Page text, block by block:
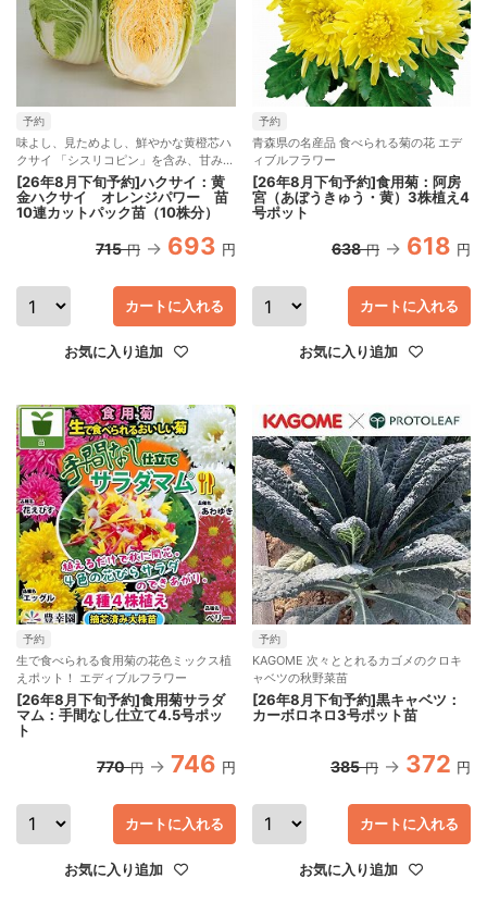
予約
味よし、見ためよし、鮮やかな黄橙芯ハ
クサイ 「シスリコピン」を含み、甘みと
香ばしさが強い品種
[26年8月下旬予約]ハクサイ：黄
金ハクサイ オレンジパワー 苗
10連カットパック苗（10株分）
715 円 693 円
お気に入り追加
カートに入れる
予約
青森県の名産品 食べられる菊の花 エデ
ィブルフラワー
[26年8月下旬予約]食用菊：阿房
宮（あぼうきゅう・黄）3株植え4
号ポット
638 円 618 円
お気に入り追加
カートに入れる
予約
生で食べられる食用菊の花色ミックス植
えポット！ エディブルフラワー
[26年8月下旬予約]食用菊サラダ
マム：手間なし仕立て4.5号ポッ
ト
770 円 746 円
お気に入り追加
カートに入れる
予約
KAGOME 次々ととれるカゴメのクロキ
ャベツの秋野菜苗
[26年8月下旬予約]黒キャベツ：
カーボロネロ3号ポット苗
385 円 372 円
お気に入り追加
カートに入れる